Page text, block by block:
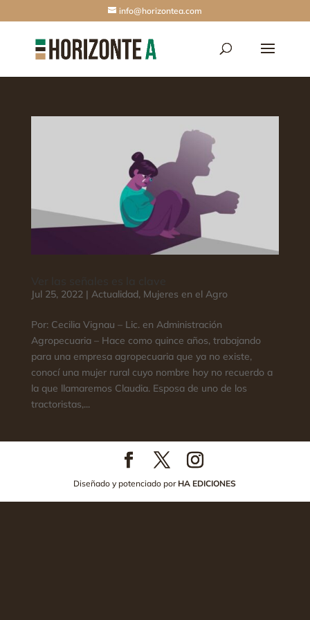
info@horizontea.com
Jul 25, 2022| Actualidad, Mujeres en el Agro
Por: Cecilia Vignau – Lic. en Administración
Agropecuaria – Hace como quince años, trabajando
para una empresa agropecuaria que ya no existe,
conocí una mujer rural cuyo nombre hoy no recuerdo a
la que llamaremos Claudia. Esposa de uno de los
tractoristas,...
Diseñado y potenciado por HA EDICIONES